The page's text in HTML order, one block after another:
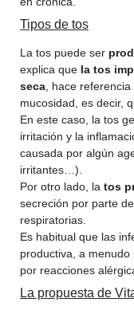
Tipos de tos
La tos puede ser
explica que la tos
seca , hace
mucosidad, es decir,
En este caso, la tos
irritación y la
causada por algún
irritantes…).
Por otro lado, la tos
secreción por parte
respiratorias.
Es habitual que las
productiva, a
por reacciones
La propuesta de